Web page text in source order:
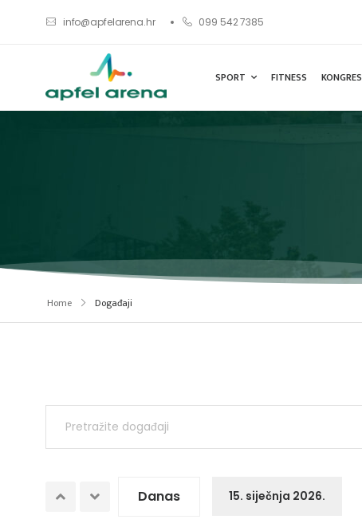
info@apfelarena.hr 099 542 7385
SPORT FITNESS KONGRES
Home Događaji
Događaji
Search
and
Enter
Keyword.
for
Danas 15. siječnja 2026.